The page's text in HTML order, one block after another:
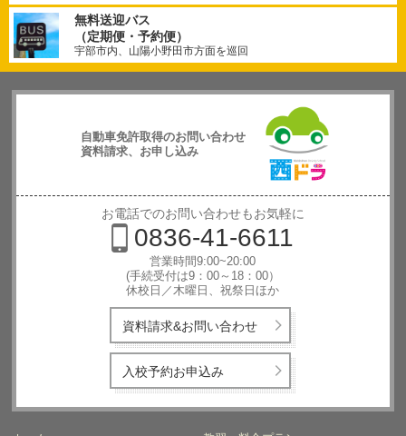
無料送迎バス
（定期便・予約便）
宇部市内、山陽小野田市方面を巡回
自動車免許取得のお問い合わせ
資料請求、お申し込み
西日本自動
車学校
お電話でのお問い合わせもお気軽に
0836-41-6611
営業時間9:00~20:00
(手続受付は9：00～18：00）
休校日／木曜日、祝祭日ほか
資料請求&お問い合わせ
入校予約お申込み